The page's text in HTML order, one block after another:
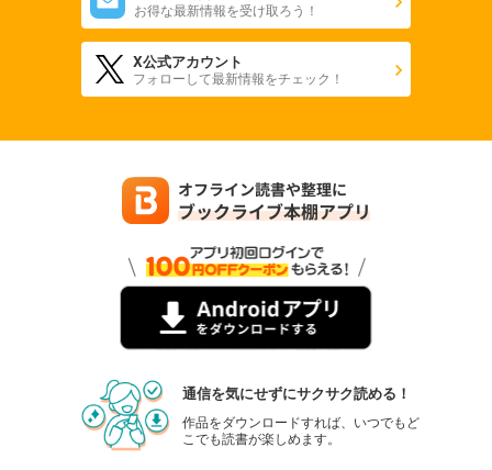
お得な最新情報を受け取ろう！
X公式アカウント
フォローして最新情報をチェック！
通信を気にせずにサクサク読める！
作品をダウンロードすれば、いつでもど
こでも読書が楽しめます。